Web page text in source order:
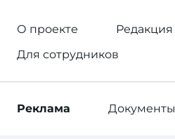
О проекте
Редакция
Для сотрудников
Реклама Документы